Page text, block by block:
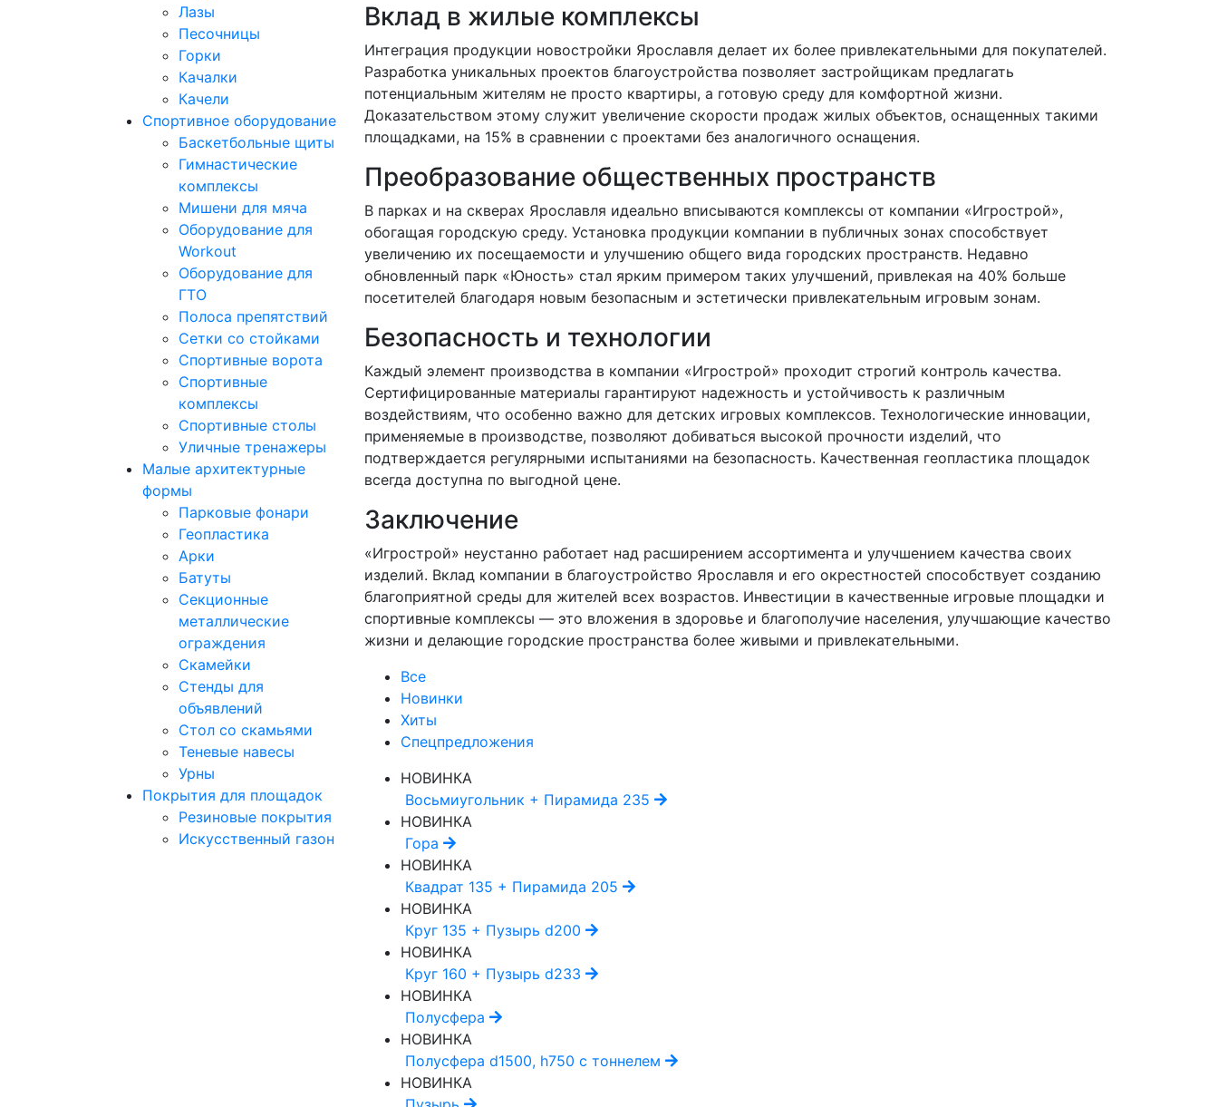
Лазы
Песочницы
Горки
Качалки
Качели
Спортивное оборудование
Баскетбольные щиты
Гимнастические
комплексы
Мишени для мяча
Оборудование для
Workout
Оборудование для
ГТО
Полоса препятствий
Сетки со стойками
Спортивные ворота
Спортивные
комплексы
Спортивные столы
Уличные тренажеры
Малые архитектурные
формы
Парковые фонари
Геопластика
Арки
Батуты
Секционные
металлические
ограждения
Скамейки
Стенды для
объявлений
Стол со скамьями
Теневые навесы
Урны
Покрытия для площадок
Резиновые покрытия
Искусственный газон
Вклад в жилые комплексы
Интеграция продукции новостройки Ярославля делает их более привлекательными для покупателей.
Разработка уникальных проектов благоустройства позволяет застройщикам предлагать
потенциальным жителям не просто квартиры, а готовую среду для комфортной жизни.
Доказательством этому служит увеличение скорости продаж жилых объектов, оснащенных такими
площадками, на 15% в сравнении с проектами без аналогичного оснащения.
Преобразование общественных пространств
В парках и на скверах Ярославля идеально вписываются комплексы от компании «Игрострой»,
обогащая городскую среду. Установка продукции компании в публичных зонах способствует
увеличению их посещаемости и улучшению общего вида городских пространств. Недавно
обновленный парк «Юность» стал ярким примером таких улучшений, привлекая на 40% больше
посетителей благодаря новым безопасным и эстетически привлекательным игровым зонам.
Безопасность и технологии
Каждый элемент производства в компании «Игрострой» проходит строгий контроль качества.
Сертифицированные материалы гарантируют надежность и устойчивость к различным
воздействиям, что особенно важно для детских игровых комплексов. Технологические инновации,
применяемые в производстве, позволяют добиваться высокой прочности изделий, что
подтверждается регулярными испытаниями на безопасность. Качественная геопластика площадок
всегда доступна по выгодной цене.
Заключение
«Игрострой» неустанно работает над расширением ассортимента и улучшением качества своих
изделий. Вклад компании в благоустройство Ярославля и его окрестностей способствует созданию
благоприятной среды для жителей всех возрастов. Инвестиции в качественные игровые площадки и
спортивные комплексы — это вложения в здоровье и благополучие населения, улучшающие качество
жизни и делающие городские пространства более живыми и привлекательными.
Все
Новинки
Хиты
Спецпредложения
НОВИНКА
Восьмиугольник + Пирамида 235
НОВИНКА
Гора
НОВИНКА
Квадрат 135 + Пирамида 205
НОВИНКА
Круг 135 + Пузырь d200
НОВИНКА
Круг 160 + Пузырь d233
НОВИНКА
Полусфера
НОВИНКА
Полусфера d1500, h750 с тоннелем
НОВИНКА